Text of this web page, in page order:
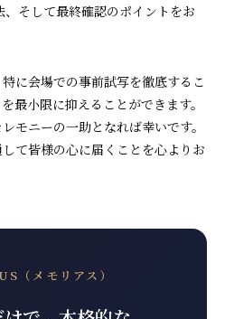
そして最終確認のポイントをお
に会場での事前試写を徹底するこ
最小限に抑えることができます。
モニーの一助となれば幸いです。
て皆様の心に届くことを心よりお
（メモリアス）